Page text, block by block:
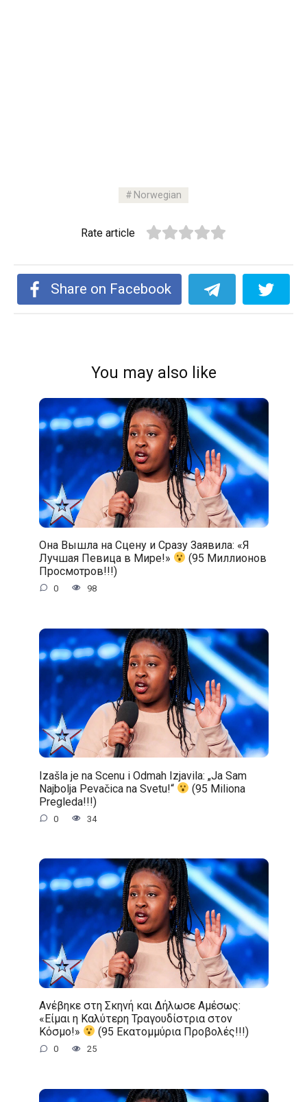
Norwegian
Rate article
Share on Facebook
You may also like
Она Вышла на Сцену и Сразу Заявила: «Я
Лучшая Певица в Мире!»
(95 Миллионов
Просмотров!!!)
0 98
Izašla je na Scenu i Odmah Izjavila: „Ja Sam
Najbolja Pevačica na Svetu!“
(95 Miliona
Pregleda!!!)
0 34
Ανέβηκε στη Σκηνή και Δήλωσε Αμέσως:
«Είμαι η Καλύτερη Τραγουδίστρια στον
Κόσμο!»
(95 Εκατομμύρια Προβολές!!!)
0 25